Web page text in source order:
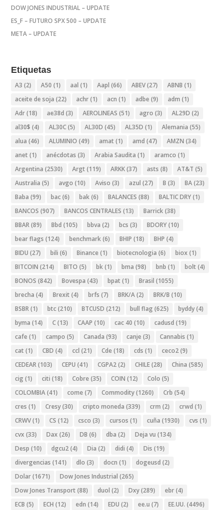
DOW JONES INDUSTRIAL – UPDATE
ES_F – FUTURO SPX 500 – UPDATE
META – UPDATE
Etiquetas
A3 (2) A50 (1) aal (1) Aapl (66) ABEV(27) ABNB (1)
aceite de soja (22) achr(1) acn (1) adbe (9) adm (1)
Adr(18) ae38d (3) AEROLINEAS (51) agro (3) AL29D (2)
al30$ (4) AL30C(5) AL30D (45) AL35D (1) Alemania (55)
alua (46) ALUMINIO (49) amat (1) amd (47) AMZN (34)
anet (1) anécdotas (3) Arabia Saudita (1) aramco (1)
Argentina (2530) Argt (119) ARKK(37) asts (8) AT&T (5)
Australia (5) avgo (10) Aviso (3) azul (27) B (3) BA(23)
Baba (99) bac(6) bak(6) BALANCES (88) BALTIC DRY(1)
BANCOS (907) BANCOS CENTRALES (13) Barrick(38)
BBAR(89) Bbd (105) bbva (2) bcs (3) BDORY(10)
bear flags (124) benchmark(6) BHIP (18) BHP (4)
BIDU (27) bili (6) Binance (1) biotecnologia (6) biox (1)
BITCOIN (214) BITO (5) bk(1) bma (98) bnb (1) bolt (4)
BONOS (842) Bovespa (43) bpat (1) Brasil (1055)
brecha (4) Brexit (4) brfs (7) BRK/A(2) BRK/B (10)
BSBR(1) btc(210) BTCUSD (212) bull flag (625) byddy(4)
byma (14) C(13) CAAP (10) cac 40 (10) cadusd (19)
cafe (1) campo (5) Canada (93) canje (3) Cannabis (1)
cat (1) CBD (4) ccl (21) Cde (18) cds (1) ceco2(9)
CEDEAR(103) CEPU (41) CGPA2(2) CHILE(28) China (585)
cig (1) citi (18) Cobre (35) COIN (12) Colo (5)
COLOMBIA(41) come (7) Commodity(1260) Crb (54)
cres (1) Cresy(30) cripto moneda (339) crm (2) crwd (1)
CRWV(1) CS (12) csco (3) cursos (1) cuña (1930) cvs (1)
cvx (33) Dax (26) DB (6) dba (2) Deja vu (134)
Desp (10) dgcu2(4) Dia (2) didi (4) Dis (19)
divergencias (141) dlo (3) docn (1) dogeusd (2)
Dolar(1671) Dow Jones Industrial (265)
Dow Jones Transport (88) duol (2) Dxy(289) ebr(4)
ECB (5) ECH (12) edn (14) EDU (2) ee.u (7) EE.UU. (4496)